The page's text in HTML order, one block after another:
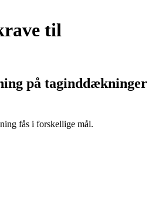
til
på taginddækninger
fås i forskellige mål.